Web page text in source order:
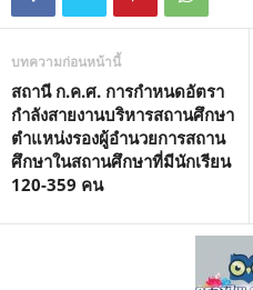
บทความก่อนหน้านี้
สถานี ก.ค.ศ. การกำหนดอัตรา
กำลังสายงานบริหารสถานศึกษา
ตำแหน่งรองผู้อำนวยการสถาน
ศึกษาในสถานศึกษาที่มีนักเรียน
120-359 คน